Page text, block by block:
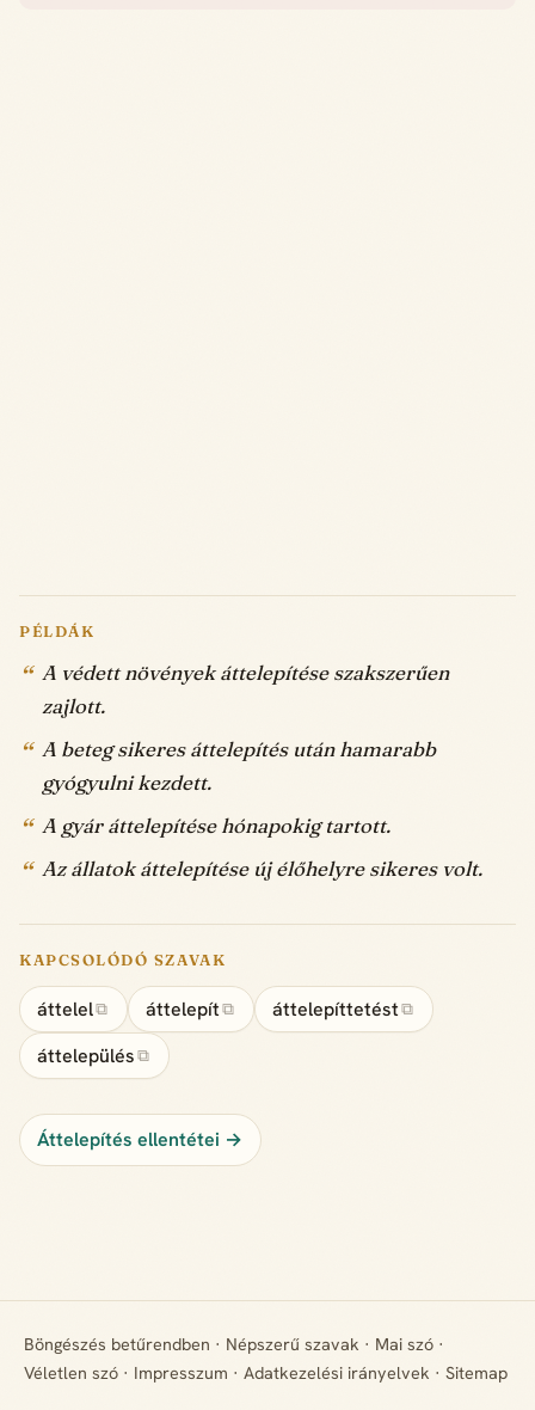
PÉLDÁK
A védett növények áttelepítése szakszerűen
zajlott.
A beteg sikeres áttelepítés után hamarabb
gyógyulni kezdett.
A gyár áttelepítése hónapokig tartott.
Az állatok áttelepítése új élőhelyre sikeres volt.
KAPCSOLÓDÓ SZAVAK
áttelel⧉ áttelepít ⧉ áttelepíttetést ⧉
áttelepülés ⧉
Áttelepítés ellentétei →
Böngészés betűrendben · Népszerű szavak · Mai szó ·
Véletlen szó · Impresszum · Adatkezelési irányelvek · Sitemap